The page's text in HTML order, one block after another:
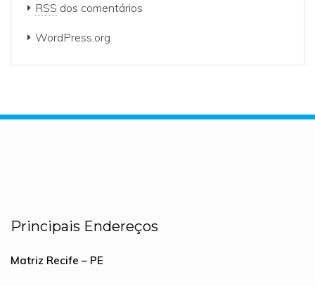
RSS dos comentários
WordPress.org
Principais Endereços
Matriz Recife – PE